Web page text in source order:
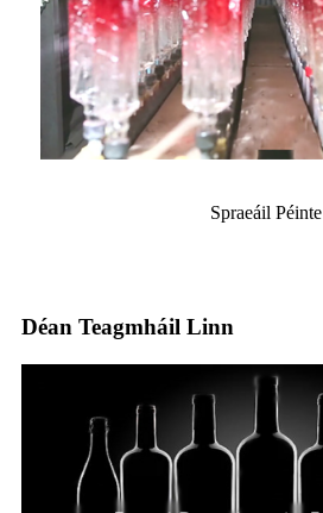
Spraeáil Péinte
Déan Teagmháil Linn